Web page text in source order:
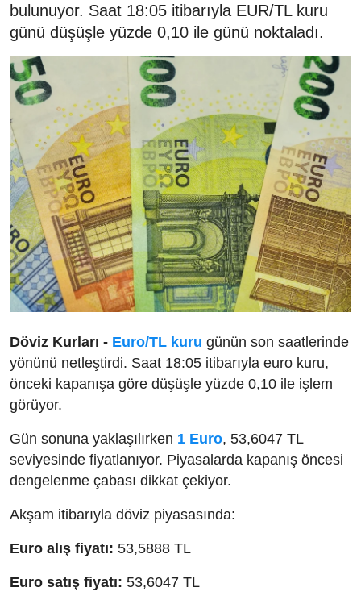
bulunuyor. Saat 18:05 itibarıyla EUR/TL kuru
günü düşüşle yüzde 0,10 ile günü noktaladı.
Döviz Kurları - Euro/TL kuru günün son saatlerinde
yönünü netleştirdi. Saat 18:05 itibarıyla euro kuru,
önceki kapanışa göre düşüşle yüzde 0,10 ile işlem
görüyor.
Gün sonuna yaklaşılırken 1 Euro, 53,6047 TL
seviyesinde fiyatlanıyor. Piyasalarda kapanış öncesi
dengelenme çabası dikkat çekiyor.
Akşam itibarıyla döviz piyasasında:
Euro alış fiyatı: 53,5888 TL
Euro satış fiyatı: 53,6047 TL